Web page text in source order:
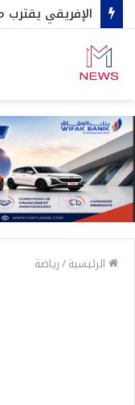
الرئيسية/رياضة